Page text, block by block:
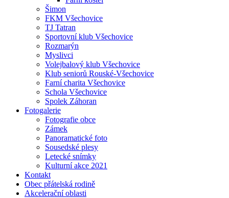
Šimon
FKM Všechovice
TJ Tatran
Sportovní klub Všechovice
Rozmarýn
Myslivci
Volejbalový klub Všechovice
Klub seniorů Rouské-Všechovice
Farní charita Všechovice
Schola Všechovice
Spolek Záhoran
Fotogalerie
Fotografie obce
Zámek
Panoramatické foto
Sousedské plesy
Letecké snímky
Kulturní akce 2021
Kontakt
Obec přátelská rodině
Akcelerační oblasti